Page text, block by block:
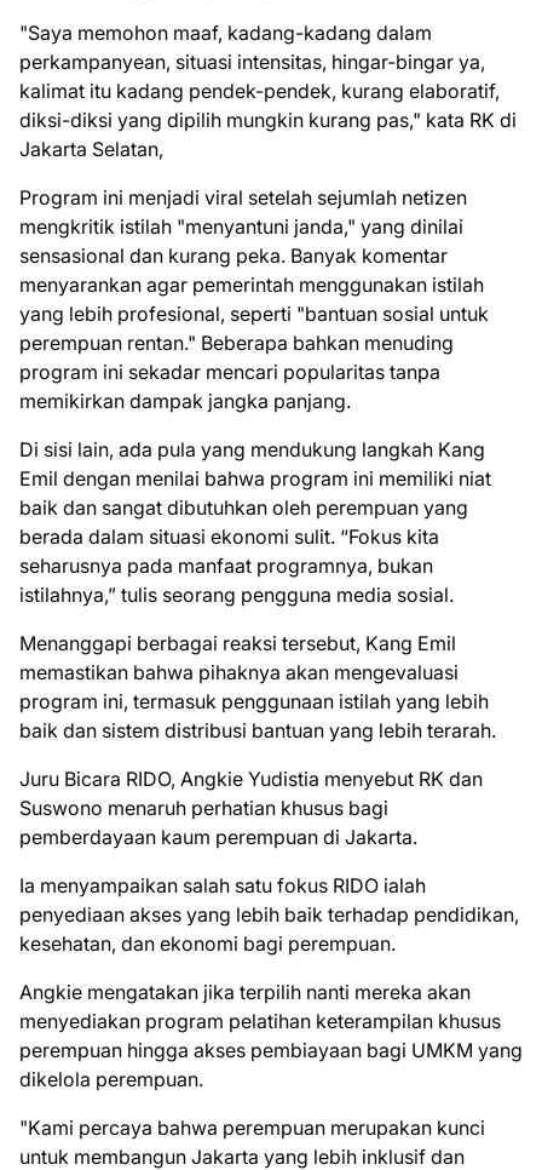
"Saya memohon maaf, kadang-kadang dalam
perkampanyean, situasi intensitas, hingar-bingar ya,
kalimat itu kadang pendek-pendek, kurang elaboratif,
diksi-diksi yang dipilih mungkin kurang pas," kata RK di
Jakarta Selatan,
Program ini menjadi viral setelah sejumlah netizen
mengkritik istilah "menyantuni janda," yang dinilai
sensasional dan kurang peka. Banyak komentar
menyarankan agar pemerintah menggunakan istilah
yang lebih profesional, seperti "bantuan sosial untuk
perempuan rentan." Beberapa bahkan menuding
program ini sekadar mencari popularitas tanpa
memikirkan dampak jangka panjang.
Di sisi lain, ada pula yang mendukung langkah Kang
Emil dengan menilai bahwa program ini memiliki niat
baik dan sangat dibutuhkan oleh perempuan yang
berada dalam situasi ekonomi sulit. “Fokus kita
seharusnya pada manfaat programnya, bukan
istilahnya,” tulis seorang pengguna media sosial.
Menanggapi berbagai reaksi tersebut, Kang Emil
memastikan bahwa pihaknya akan mengevaluasi
program ini, termasuk penggunaan istilah yang lebih
baik dan sistem distribusi bantuan yang lebih terarah.
Juru Bicara RIDO, Angkie Yudistia menyebut RK dan
Suswono menaruh perhatian khusus bagi
pemberdayaan kaum perempuan di Jakarta.
Ia menyampaikan salah satu fokus RIDO ialah
penyediaan akses yang lebih baik terhadap pendidikan,
kesehatan, dan ekonomi bagi perempuan.
Angkie mengatakan jika terpilih nanti mereka akan
menyediakan program pelatihan keterampilan khusus
perempuan hingga akses pembiayaan bagi UMKM yang
dikelola perempuan.
"Kami percaya bahwa perempuan merupakan kunci
untuk membangun Jakarta yang lebih inklusif dan